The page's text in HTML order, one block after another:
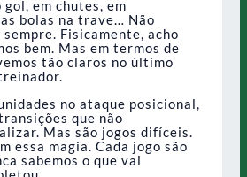
gol, em chutes, em
bolas na trave… Não
sempre. Fisicamente, acho
bem. Mas em termos de
tão claros no último
no ataque posicional,
que não
Mas são jogos difíceis.
essa magia. Cada jogo são
sabemos o que vai